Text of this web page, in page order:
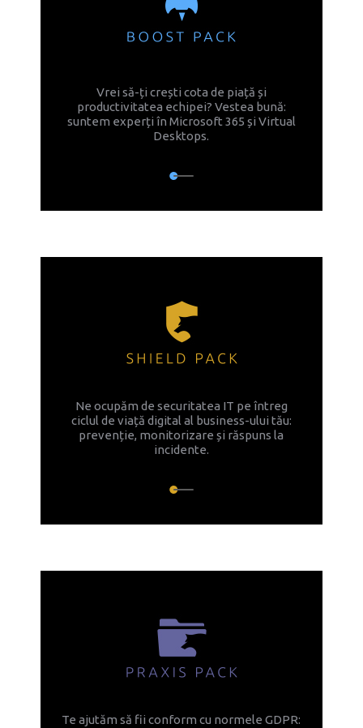
Vrei să-ți crești cota de piață și
productivitatea echipei? Vestea bună:
suntem experți în Microsoft 365 și Virtual
Desktops.
Ne ocupăm de securitatea IT pe întreg
ciclul de viață digital al business-ului tău:
prevenție, monitorizare și răspuns la
incidente.
Te ajutăm să fii conform cu normele GDPR: